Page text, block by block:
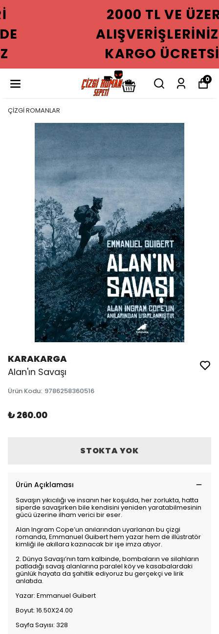
2000 TL VE ÜZERI
ALIŞVERIŞLERINIZDE
KARGO ÜCRETSIZ
0
ÇİZGİ ROMANLAR
KARAKARGA
Alan'ın Savaşı
Ürün Kodu: 9786258360516
₺ 260.00
STOKTA YOK
Ürün Açıklaması
Savaşın yıkıcılığı ve insanın her koşulda, her zorlukta, hatta
siperde savaşırken bile kendisini yeniden yaratabilmesinin
gücü üzerine ilham verici bir eser.
Alan Ingram Cope’un anılarından uyarlanan bu çizgi
romanda, Emmanuel Guibert hem yazar hem de illüstratör
kimliği ile akıllara kazınacak bir işe imza atıyor.
2. Dünya Savaşı’nın tam kalbinde, bombaların ve silahların
patladığı savaş alanlarına paralel köy ve kasabalardaki
günlük hayata da şahitlik ediyoruz bu gerçekçi ve lirik
anlatıda.
Yazar: Emmanuel Guibert
Boyut: 16.50X24.00
Sayfa Sayısı: 328